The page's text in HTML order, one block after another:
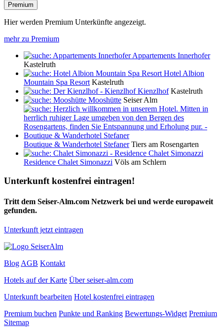
Premium
Hier werden Premium Unterkünfte angezeigt.
mehr zu Premium
Appartements Innerhofer
Kastelruth
Hotel Albion
Mountain Spa Resort Kastelruth
Kienzlhof Kastelruth
Mooshütte Seiser Alm
Boutique & Wanderhotel Stefaner Tiers am Rosengarten
Residence Chalet Simonazzi Völs am Schlern
Unterkunft kostenfrei eintragen!
Tritt dem Seiser-Alm.com Netzwerk bei und werde europaweit
gefunden.
Unterkunft jetzt eintragen
Blog AGB Kontakt
Hotels auf der Karte Über seiser-alm.com
Unterkunft bearbeiten Hotel kostenfrei eintragen
Premium buchen Punkte und Ranking Bewertungs-Widget Premium
Sitemap